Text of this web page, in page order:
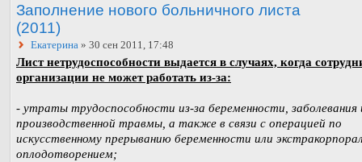
Заполнение нового больничного листа
(2011)
Екатерина » 30 сен 2011, 17:48
Лист нетрудоспособности выдается в случаях, когда
организации не может работать из-за:
- утраты трудоспособности из-за беременности, заболевания
производственной травмы, а также в связи с операцией по
искусственному прерыванию беременности или
оплодотворением;